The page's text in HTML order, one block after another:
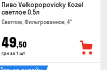
Пиво Velkopopovicky Kozel
светлое 0.5л
Светлое, Фильтрованное, 4°
49,50
грн за 1 шт